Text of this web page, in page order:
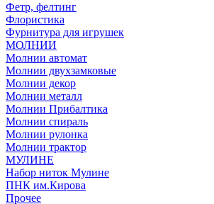
Фетр, фелтинг
Флористика
Фурнитура для игрушек
МОЛНИИ
Молнии автомат
Молнии двухзамковые
Молнии декор
Молнии металл
Молнии Прибалтика
Молнии спираль
Молнии рулонка
Молнии трактор
МУЛИНЕ
Набор ниток Мулине
ПНК им.Кирова
Прочее